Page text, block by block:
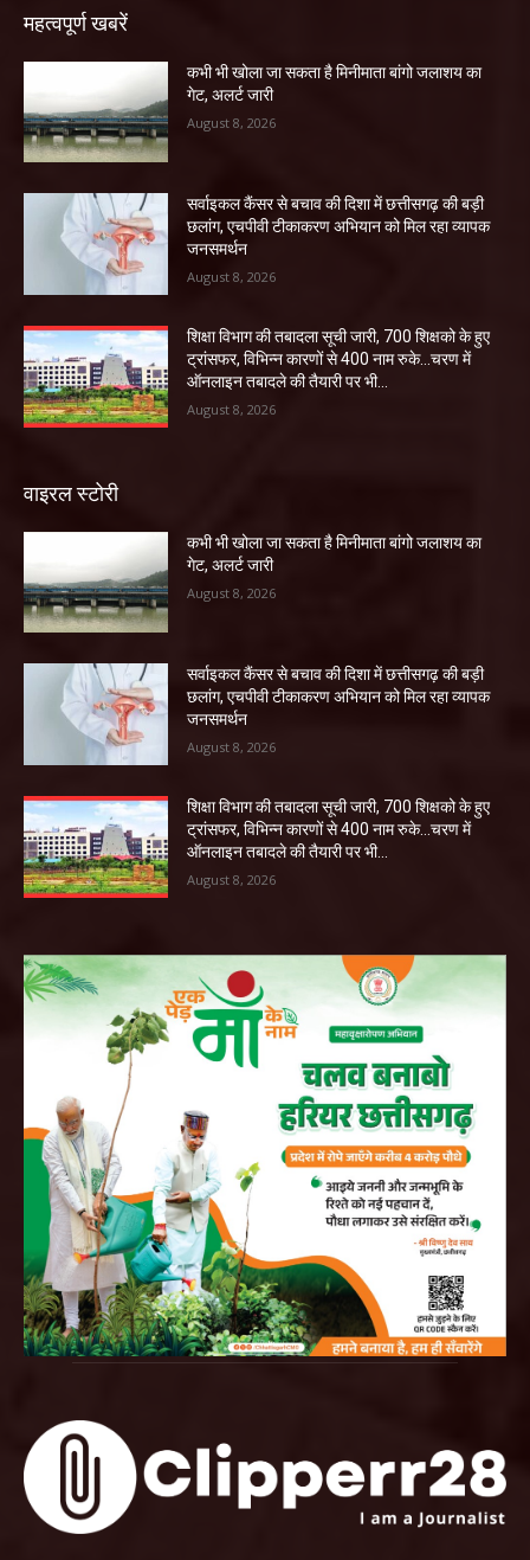
महत्वपूर्ण खबरें
कभी भी खोला जा सकता है मिनीमाता बांगो जलाशय का
गेट, अलर्ट जारी
August 8, 2026
सर्वाइकल कैंसर से बचाव की दिशा में छत्तीसगढ़ की बड़ी
छलांग, एचपीवी टीकाकरण अभियान को मिल रहा व्यापक
जनसमर्थन
August 8, 2026
शिक्षा विभाग की तबादला सूची जारी, 700 शिक्षको के हुए
ट्रांसफर, विभिन्न कारणों से 400 नाम रुके…चरण में
ऑनलाइन तबादले की तैयारी पर भी...
August 8, 2026
वाइरल स्टोरी
कभी भी खोला जा सकता है मिनीमाता बांगो जलाशय का
गेट, अलर्ट जारी
August 8, 2026
सर्वाइकल कैंसर से बचाव की दिशा में छत्तीसगढ़ की बड़ी
छलांग, एचपीवी टीकाकरण अभियान को मिल रहा व्यापक
जनसमर्थन
August 8, 2026
शिक्षा विभाग की तबादला सूची जारी, 700 शिक्षको के हुए
ट्रांसफर, विभिन्न कारणों से 400 नाम रुके…चरण में
ऑनलाइन तबादले की तैयारी पर भी...
August 8, 2026